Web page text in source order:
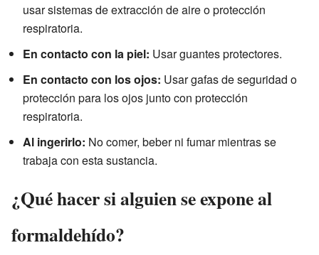
usar sistemas de extracción de aire o protección
respiratoria.
En contacto con la piel: Usar guantes protectores.
En contacto con los ojos: Usar gafas de seguridad o
protección para los ojos junto con protección
respiratoria.
Al ingerirlo: No comer, beber ni fumar mientras se
trabaja con esta sustancia.
¿Qué hacer si alguien se expone al
formaldehído?